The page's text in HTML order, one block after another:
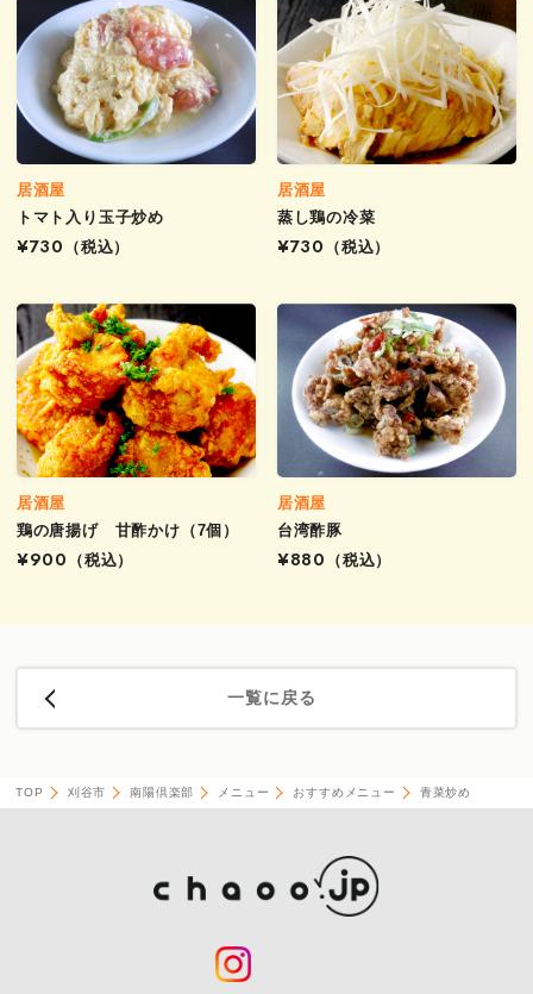
居酒屋
トマト入り玉子炒め
¥730
（税込）
居酒屋
蒸し鶏の冷菜
¥730
（税込）
居酒屋
鶏の唐揚げ 甘酢かけ（7個）
¥900
（税込）
居酒屋
台湾酢豚
¥880
（税込）
一覧に戻る
TOP 刈谷市 南陽倶楽部 メニュー おすすめメニュー 青菜炒め